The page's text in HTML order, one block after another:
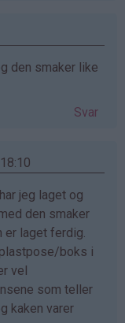
den smaker like
Svar
jeg laget og
den smaker
er laget ferdig.
boks i
vel
som teller
kaken varer